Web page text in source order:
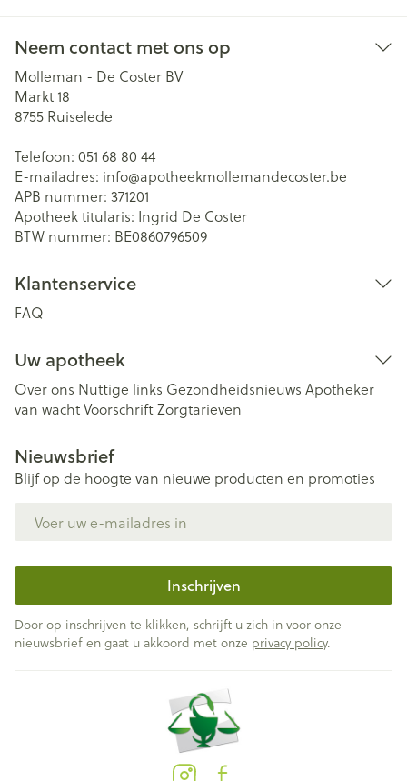
Neem contact met ons op
Molleman - De Coster BV
Markt 18
8755 Ruiselede
Telefoon: 051 68 80 44
E-mailadres: info@apotheekmollemandecoster.be
APB nummer: 371201
Apotheek titularis: Ingrid De Coster
BTW nummer: BE0860796509
Klantenservice
FAQ
Uw apotheek
Over ons Nuttige links Gezondheidsnieuws Apotheker
van wachtVoorschriftZorgtarieven
Nieuwsbrief
Blijf op de hoogte van nieuwe producten en promoties
Inschrijven
Door op inschrijven te klikken, schrijft u zich in voor onze
nieuwsbrief en gaat u akkoord met onze privacy policy.